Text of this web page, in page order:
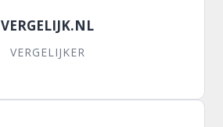
VERGELIJK.NL
VERGELIJKER